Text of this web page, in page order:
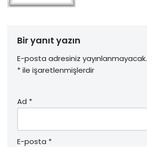
Bir yanıt yazın
E-posta adresiniz yayınlanmayacak.
*ile işaretlenmişlerdir
Ad *
E-posta *